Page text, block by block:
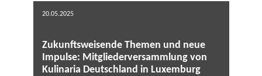
20.05.2025
Zukunftsweisende Themen und neue
Impulse: Mitgliederversammlung von
Kulinaria Deutschland in Luxemburg